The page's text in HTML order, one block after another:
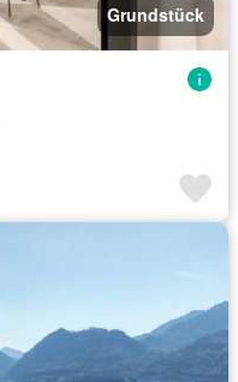
Grundstück